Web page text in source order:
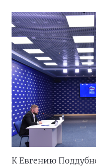
К Евгению